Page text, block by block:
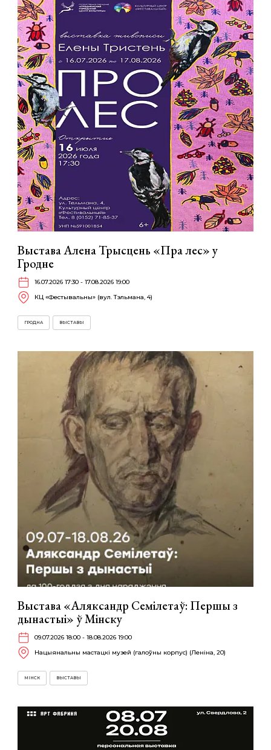
Выстава Алена Трысцень «Пра лес» у
Гродне
16.07.2026 17:30 - 17.08.2026 19:00
КЦ «Фестывальны» (вул. Тэльмана, 4)
ГРОДНА ВЫСТАВЫ
Выстава «Аляксандр Семілетаў: Першы з
дынастыі» ў Мінску
09.07.2026 18:00 - 18.08.2026 19:00
Нацыянальны мастацкі музей (галоўны корпус) (Леніна, 20)
МІНСК ВЫСТАВЫ